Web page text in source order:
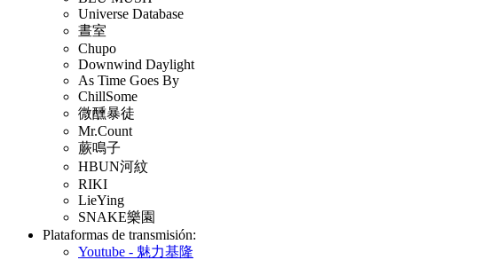
Universe Database
晝室
Chupo
Downwind Daylight
As Time Goes By
ChillSome
微醺暴徒
Mr.Count
蕨鳴子
HBUN河紋
RIKI
LieYing
SNAKE樂園
Plataformas de transmisión:
Youtube - 魅力基隆